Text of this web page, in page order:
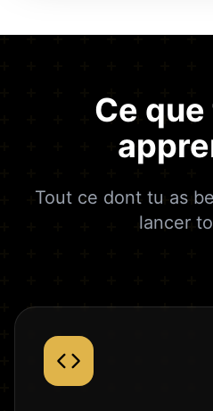
Ce
Tout ce dont tu as
lancer